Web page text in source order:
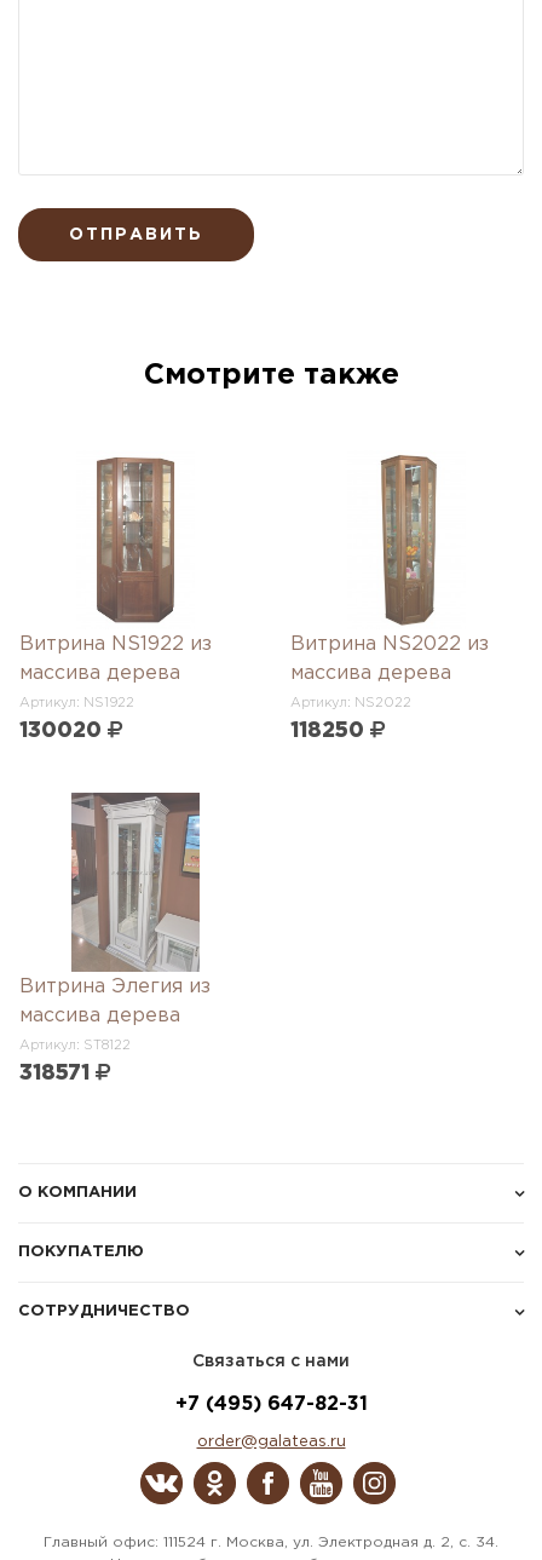
ОТПРАВИТЬ
Смотрите также
Витрина NS1922 из
массива дерева
Артикул: NS1922
130020
Витрина NS2022 из
массива дерева
Артикул: NS2022
118250
Витрина Элегия из
массива дерева
Артикул: ST8122
318571
О КОМПАНИИ
ПОКУПАТЕЛЮ
СОТРУДНИЧЕСТВО
Связаться с нами
+7 (495) 647-82-31
order@galateas.ru
Главный офис: 111524 г. Москва, ул. Электродная д. 2, с. 34.